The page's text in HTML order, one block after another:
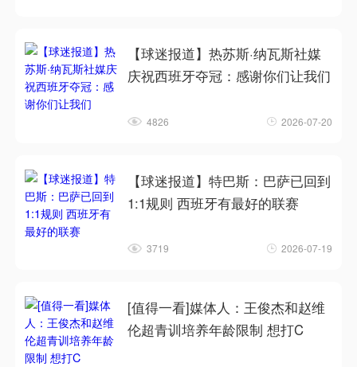
【球迷报道】热苏斯·纳瓦斯社媒
庆祝西班牙夺冠：感谢你们让我们
4826 2026-07-20
【球迷报道】特巴斯：巴萨已回到
1:1规则 西班牙有最好的联赛
3719 2026-07-19
[值得一看]媒体人：王俊杰和赵维
伦超青训培养年龄限制 想打C